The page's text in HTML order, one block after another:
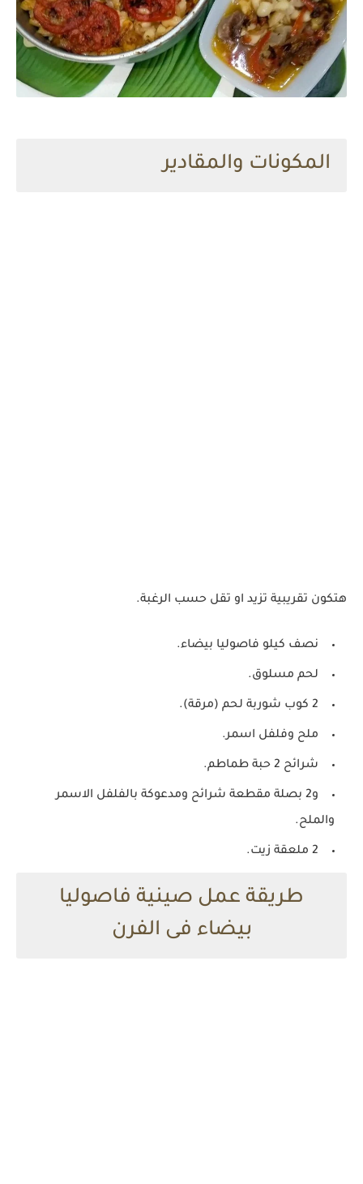
المكونات والمقادير
هتكون تقريبية تزيد او تقل حسب الرغبة.
نصف كيلو فاصوليا بيضاء.
لحم مسلوق.
2 كوب شوربة لحم (مرقة).
ملح وفلفل اسمر.
شرائح 2 حبة طماطم.
و2 بصلة مقطعة شرائح ومدعوكة بالفلفل الاسمر
والملح.
2 ملعقة زيت.
طريقة عمل صينية فاصوليا
بيضاء فى الفرن